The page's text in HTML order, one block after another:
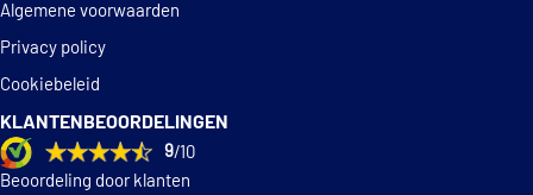
Algemene voorwaarden
Privacy policy
Cookiebeleid
KLANTENBEOORDELINGEN
9/10
Beoordeling door klanten